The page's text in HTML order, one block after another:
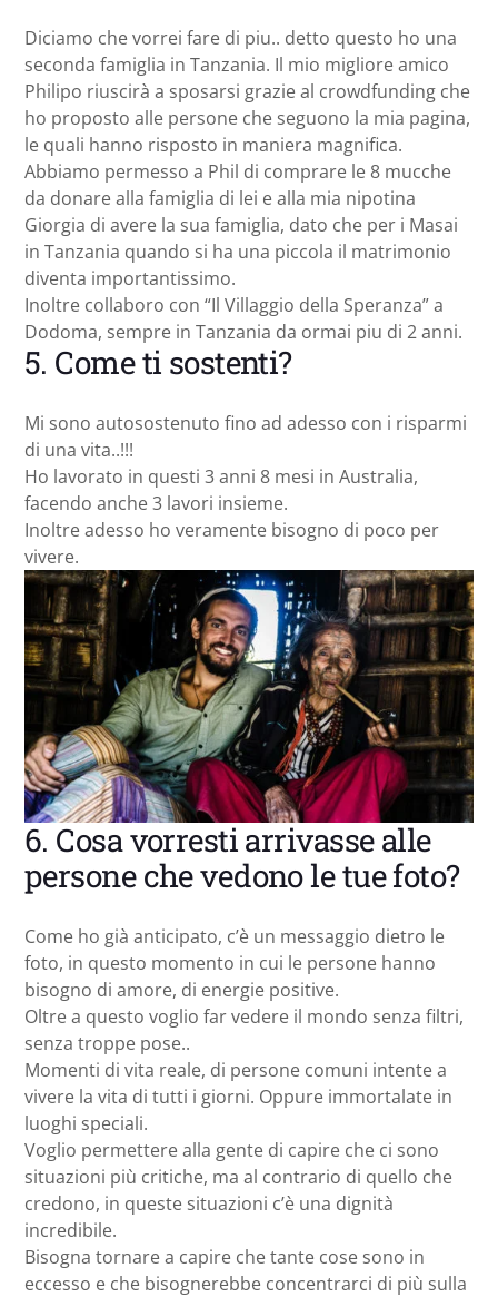
Diciamo che vorrei fare di piu.. detto questo ho una
seconda famiglia in Tanzania. Il mio migliore amico
Philipo riuscirà a sposarsi grazie al crowdfunding che
ho proposto alle persone che seguono la mia pagina,
le quali hanno risposto in maniera magnifica.
Abbiamo permesso a Phil di comprare le 8 mucche
da donare alla famiglia di lei e alla mia nipotina
Giorgia di avere la sua famiglia, dato che per i Masai
in Tanzania quando si ha una piccola il matrimonio
diventa importantissimo.
Inoltre collaboro con “Il Villaggio della Speranza” a
Dodoma, sempre in Tanzania da ormai piu di 2 anni.
5. Come ti sostenti?
Mi sono autosostenuto fino ad adesso con i risparmi
di una vita..!!!
Ho lavorato in questi 3 anni 8 mesi in Australia,
facendo anche 3 lavori insieme.
Inoltre adesso ho veramente bisogno di poco per
vivere.
6. Cosa vorresti arrivasse alle
persone che vedono le tue foto?
Come ho già anticipato, c’è un messaggio dietro le
foto, in questo momento in cui le persone hanno
bisogno di amore, di energie positive.
Oltre a questo voglio far vedere il mondo senza filtri,
senza troppe pose..
Momenti di vita reale, di persone comuni intente a
vivere la vita di tutti i giorni. Oppure immortalate in
luoghi speciali.
Voglio permettere alla gente di capire che ci sono
situazioni più critiche, ma al contrario di quello che
credono, in queste situazioni c’è una dignità
incredibile.
Bisogna tornare a capire che tante cose sono in
eccesso e che bisognerebbe concentrarci di più sulla